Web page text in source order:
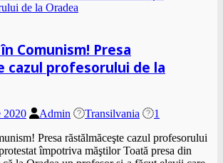
Comunism! Presa
cazul profesorului de la
2020 Admin Transilvania
1
Presa răstălmăceşte cazul profesorului
împotriva măştilor Toată presa din